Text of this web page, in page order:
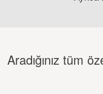
Aradığınız tüm